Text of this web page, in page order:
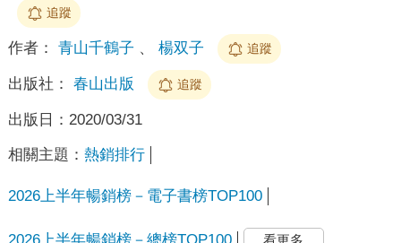
追蹤
作者： 青山千鶴子 、 楊双子 追蹤
出版社： 春山出版 追蹤
出版日： 2020/03/31
相關主題： 熱銷排行
2026上半年暢銷榜－電子書榜TOP100
看更多